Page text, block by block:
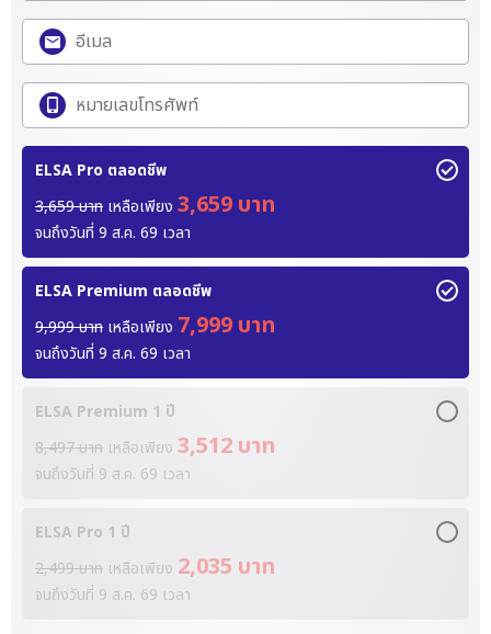
ELSA Pro ตลอดชีพ
3,659 บาท เหลือเพียง 3,659 บาท
จนถึงวันที่ 9 ส.ค. 69 เวลา
ELSA Premium ตลอดชีพ
9,999 บาท เหลือเพียง 7,999 บาท
จนถึงวันที่ 9 ส.ค. 69 เวลา
ELSA Premium 1 ปี
8,497 บาท เหลือเพียง 3,512 บาท
จนถึงวันที่ 9 ส.ค. 69 เวลา
ELSA Pro 1 ปี
2,499 บาท เหลือเพียง 2,035 บาท
จนถึงวันที่ 9 ส.ค. 69 เวลา